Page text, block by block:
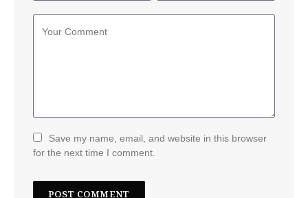
Save my name, email, and website in this browser
for the next time I comment.